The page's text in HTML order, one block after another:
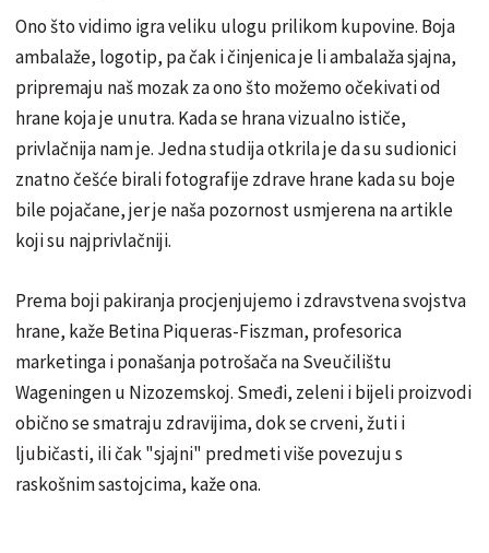
Ono što vidimo igra veliku ulogu prilikom kupovine. Boja
ambalaže, logotip, pa čak i činjenica je li ambalaža sjajna,
pripremaju naš mozak za ono što možemo očekivati od
hrane koja je unutra. Kada se hrana vizualno ističe,
privlačnija nam je. Jedna studija otkrila je da su sudionici
znatno češće birali fotografije zdrave hrane kada su boje
bile pojačane, jer je naša pozornost usmjerena na artikle
koji su najprivlačniji.
Prema boji pakiranja procjenjujemo i zdravstvena svojstva
hrane, kaže Betina Piqueras-Fiszman, profesorica
marketinga i ponašanja potrošača na Sveučilištu
Wageningen u Nizozemskoj. Smeđi, zeleni i bijeli proizvodi
obično se smatraju zdravijima, dok se crveni, žuti i
ljubičasti, ili čak "sjajni" predmeti više povezuju s
raskošnim sastojcima, kaže ona.